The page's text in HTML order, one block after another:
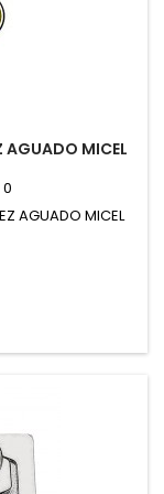
AGUADO MICEL
0
AGUADO MICEL